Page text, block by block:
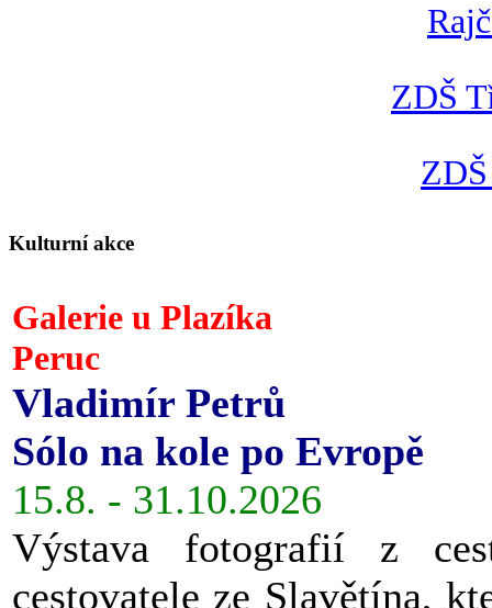
ZDŠ
Kulturní akce
Galerie u Plazíka
Peruc
Vladimír Petrů
Sólo na kole po Evropě
15.8. - 31.10.2026
Výstava fotografií z
cestovatele ze Slavětína,